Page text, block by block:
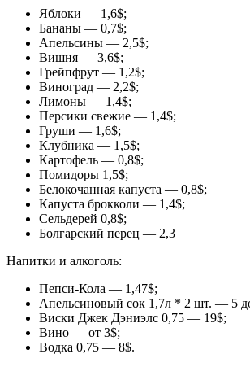
Яблоки — 1,6$;
Бананы — 0,7$;
Апельсины — 2,5$;
Вишня — 3,6$;
Грейпфрут — 1,2$;
Виноград — 2,2$;
Лимоны — 1,4$;
Персики свежие — 1,4$;
Груши — 1,6$;
Клубника — 1,5$;
Картофель — 0,8$;
Помидоры 1,5$;
Белокочанная капуста — 0,8$;
Капуста брокколи — 1,4$;
Сельдерей 0,8$;
Болгарский перец — 2,3
Напитки и алкоголь:
Пепси-Кола — 1,47$;
Апельсиновый сок 1,7л * 2 шт. — 5
Виски Джек Дэниэлс 0,75 — 19$;
Вино — от 3$;
Водка 0,75 — 8$.